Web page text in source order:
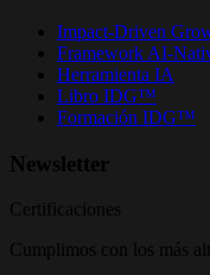
Impact-Driven
Framework AI-
Herramienta IA
Libro IDG™
Formación IDG™
Newsletter
Certificaciones
Cumplimos con los más